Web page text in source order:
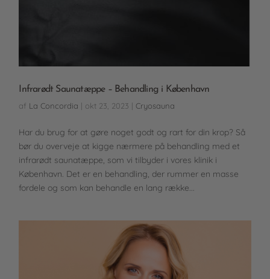
Infrarødt Saunatæppe – Behandling i København
af La Concordia | okt 23, 2023 | Cryosauna
Har du brug for at gøre noget godt og rart for din krop? Så
bør du overveje at kigge nærmere på behandling med et
infrarødt saunatæppe, som vi tilbyder i vores klinik i
København. Det er en behandling, der rummer en masse
fordele og som kan behandle en lang række...